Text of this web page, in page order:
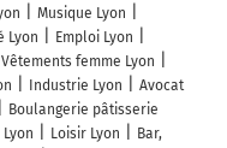
Musique Lyon
Lyon
Emploi Lyon
Vêtements femme Lyon
Industrie Lyon
Avocat
Boulangerie pâtisserie
Loisir Lyon
Bar,